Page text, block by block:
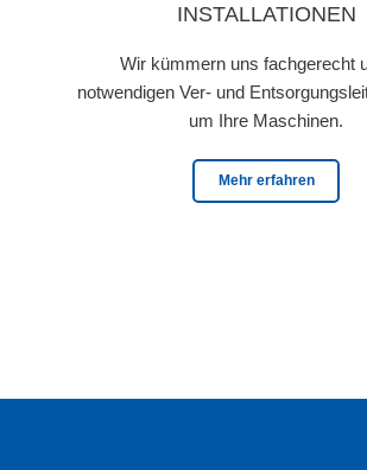
INSTALLATIONEN
Wir kümmern uns fachgerecht
notwendigen Ver- und
um Ihre Maschinen.
Mehr erfahren